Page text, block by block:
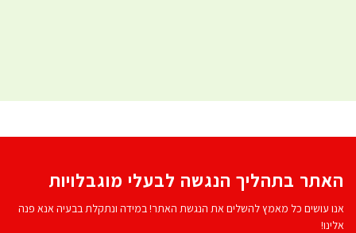
האתר בתהליך הנגשה לבעלי מוגבלויות
אנו עושים כל מאמץ להשלים את הנגשת האתר! במידה ונתקלת בבעיה אנא פנה
אלינו!